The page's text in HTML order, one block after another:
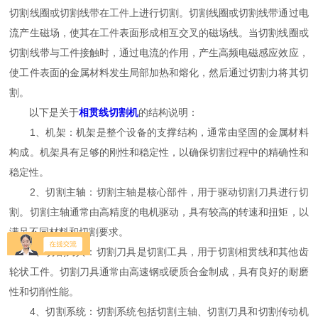
切割线圈或切割线带在工件上进行切割。切割线圈或切割线带通过电
流产生磁场，使其在工件表面形成相互交叉的磁场线。当切割线圈或
切割线带与工件接触时，通过电流的作用，产生高频电磁感应效应，
使工件表面的金属材料发生局部加热和熔化，然后通过切割力将其切
割。
以下是关于相贯线切割机的结构说明：
1、机架：机架是整个设备的支撑结构，通常由坚固的金属材料
构成。机架具有足够的刚性和稳定性，以确保切割过程中的精确性和
稳定性。
2、切割主轴：切割主轴是核心部件，用于驱动切割刀具进行切
割。切割主轴通常由高精度的电机驱动，具有较高的转速和扭矩，以
满足不同材料和切割要求。
3、切割刀具：切割刀具是切割工具，用于切割相贯线和其他齿
轮状工件。切割刀具通常由高速钢或硬质合金制成，具有良好的耐磨
性和切削性能。
4、切割系统：切割系统包括切割主轴、切割刀具和切割传动机